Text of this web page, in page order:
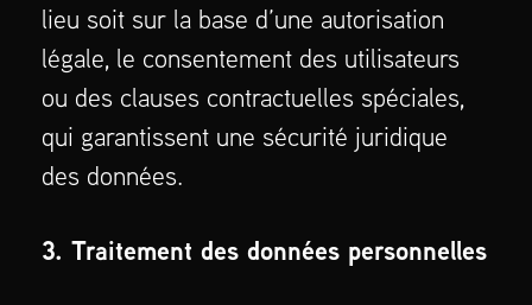
lieu soit sur la base d’une autorisation
légale, le consentement des utilisateurs
ou des clauses contractuelles spéciales,
qui garantissent une sécurité juridique
des données.
3. Traitement des données personnelles